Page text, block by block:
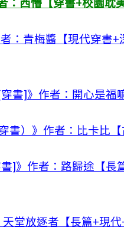
：西懵【穿書+校園耽美
：青梅醬【現代穿書
書]》作者：開心是福
書）》作者：比卡比【
]》作者：路歸途【長
堂放逐者【長篇+現代